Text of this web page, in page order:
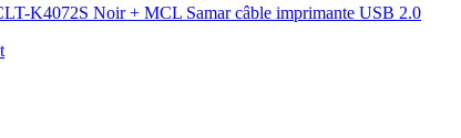
K4072S Noir + MCL Samar câble imprimante USB 2.0